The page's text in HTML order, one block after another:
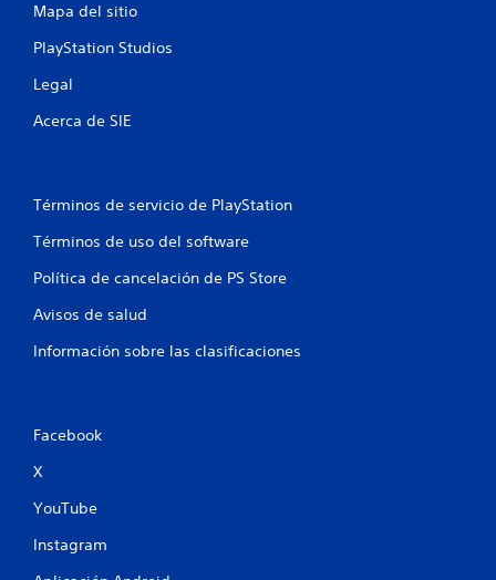
Mapa del sitio
PlayStation Studios
Legal
Acerca de SIE
Términos de servicio de PlayStation
Términos de uso del software
Política de cancelación de PS Store
Avisos de salud
Información sobre las clasificaciones
Facebook
X
YouTube
Instagram